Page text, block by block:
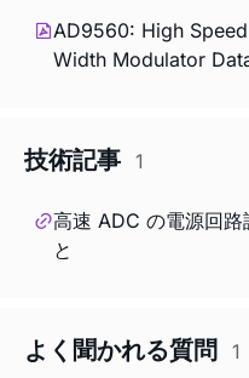
AD9560: High
Width Modulator
技術記事 1
高速 ADC の電源回路
と
よく聞かれる質問 1